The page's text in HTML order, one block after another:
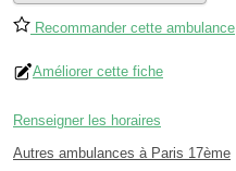
Recommander cette ambulance
Améliorer cette fiche
Renseigner les horaires
Autres ambulances à Paris 17ème